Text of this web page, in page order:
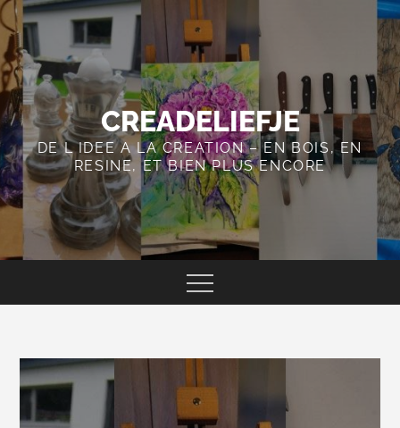
Skip
to
content
CREADELIEFJE
DE L IDEE A LA CREATION – EN BOIS, EN
RESINE, ET BIEN PLUS ENCORE